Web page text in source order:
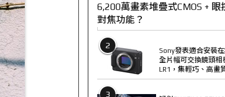
6,200萬畫素堆疊式CMOS + 眼
對焦功能？
2
Sony發表適合安裝
全片幅可交換鏡頭相
LR1，集輕巧、高畫
3